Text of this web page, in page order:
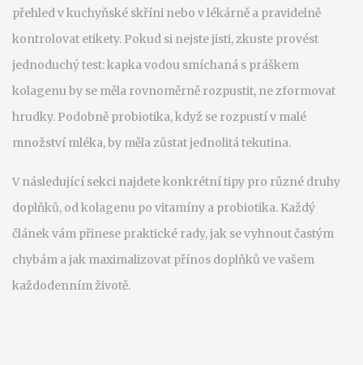
přehled v kuchyňské skříni nebo v lékárně a pravidelně
kontrolovat etikety. Pokud si nejste jisti, zkuste provést
jednoduchý test: kapka vodou smíchaná s práškem
kolagenu by se měla rovnoměrně rozpustit, ne zformovat
hrudky. Podobně probiotika, když se rozpustí v malé
množství mléka, by měla zůstat jednolitá tekutina.
V následující sekci najdete konkrétní tipy pro různé druhy
doplňků, od kolagenu po vitamíny a probiotika. Každý
článek vám přinese praktické rady, jak se vyhnout častým
chybám a jak maximalizovat přínos doplňků ve vašem
každodenním životě.